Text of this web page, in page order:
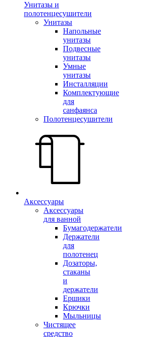
Унитазы и
полотенцесушители
Унитазы
Напольные
унитазы
Подвесные
унитазы
Умные
унитазы
Инсталляции
Комплектующие
для
санфаянса
Полотенцесушители
Аксессуары
Аксессуары
для ванной
Бумагодержатели
Держатели
для
полотенец
Дозаторы,
стаканы
и
держатели
Ершики
Крючки
Мыльницы
Чистящее
средство